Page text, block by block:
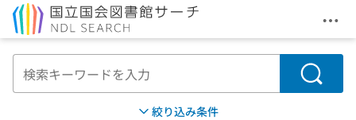
メ
検索
絞り込み条件